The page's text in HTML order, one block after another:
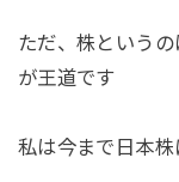
ただ、株という
が王道です
私は今まで日本